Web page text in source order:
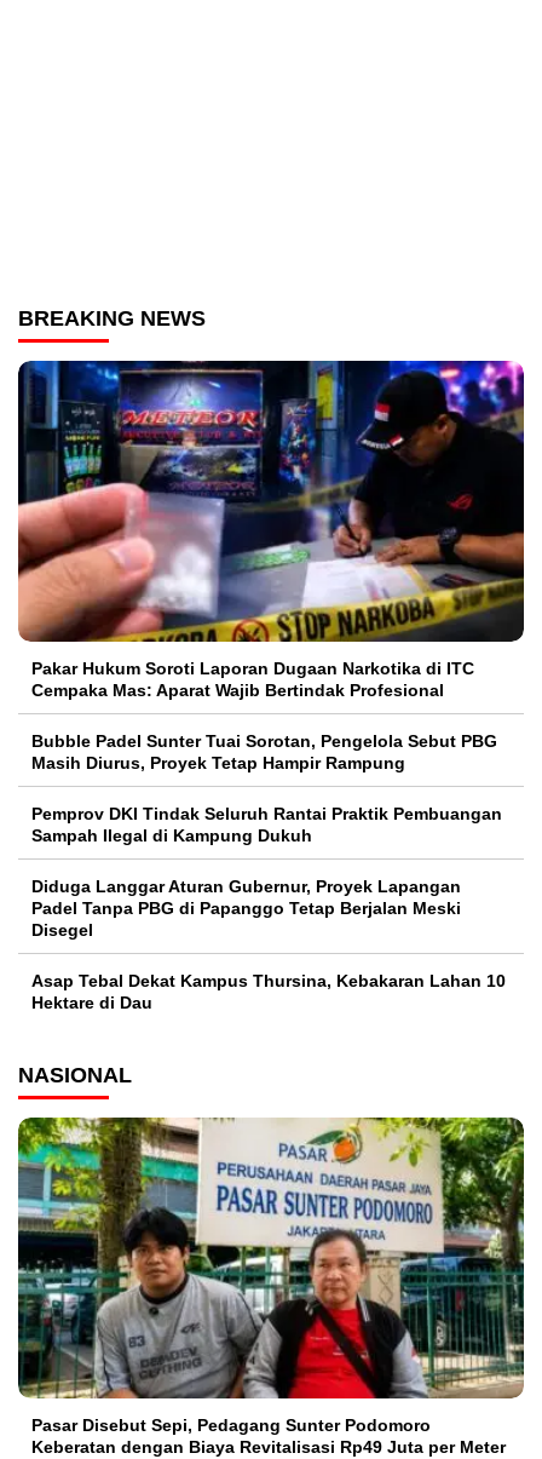
BREAKING NEWS
Pakar Hukum Soroti Laporan Dugaan Narkotika di ITC
Cempaka Mas: Aparat Wajib Bertindak Profesional
Bubble Padel Sunter Tuai Sorotan, Pengelola Sebut PBG
Masih Diurus, Proyek Tetap Hampir Rampung
Pemprov DKI Tindak Seluruh Rantai Praktik Pembuangan
Sampah Ilegal di Kampung Dukuh
Diduga Langgar Aturan Gubernur, Proyek Lapangan
Padel Tanpa PBG di Papanggo Tetap Berjalan Meski
Disegel
Asap Tebal Dekat Kampus Thursina, Kebakaran Lahan 10
Hektare di Dau
NASIONAL
Pasar Disebut Sepi, Pedagang Sunter Podomoro
Keberatan dengan Biaya Revitalisasi Rp49 Juta per Meter